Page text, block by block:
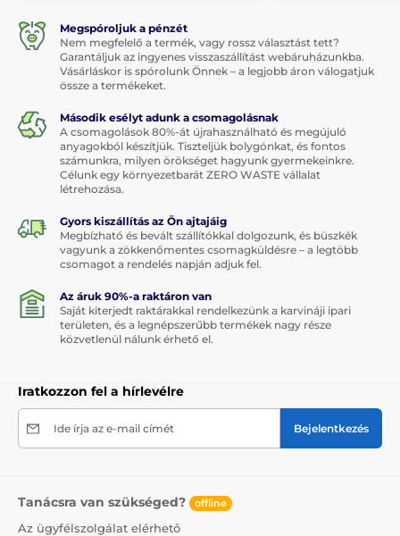
Megspóroljuk a pénzét
Nem megfelelő a termék, vagy rossz választást tett?
Garantáljuk az ingyenes visszaszállítást webáruházunkba.
Vásárláskor is spórolunk Önnek – a legjobb áron válogatjuk
össze a termékeket.
Második esélyt adunk a csomagolásnak
A csomagolások 80%-át újrahasználható és megújuló
anyagokból készítjük. Tiszteljük bolygónkat, és fontos
számunkra, milyen örökséget hagyunk gyermekeinkre.
Célunk egy környezetbarát ZERO WASTE vállalat
létrehozása.
Gyors kiszállítás az Ön ajtajáig
Megbízható és bevált szállítókkal dolgozunk, és büszkék
vagyunk a zökkenőmentes csomagküldésre – a legtöbb
csomagot a rendelés napján adjuk fel.
Az áruk 90%-a raktáron van
Saját kiterjedt raktárakkal rendelkezünk a karvináji ipari
területen, és a legnépszerűbb termékek nagy része
közvetlenül nálunk érhető el.
Iratkozzon fel a hírlevélre
Ide írja az e-mail címét Bejelentkezés
Tanácsra van szükséged? offline
Az ügyfélszolgálat elérhető